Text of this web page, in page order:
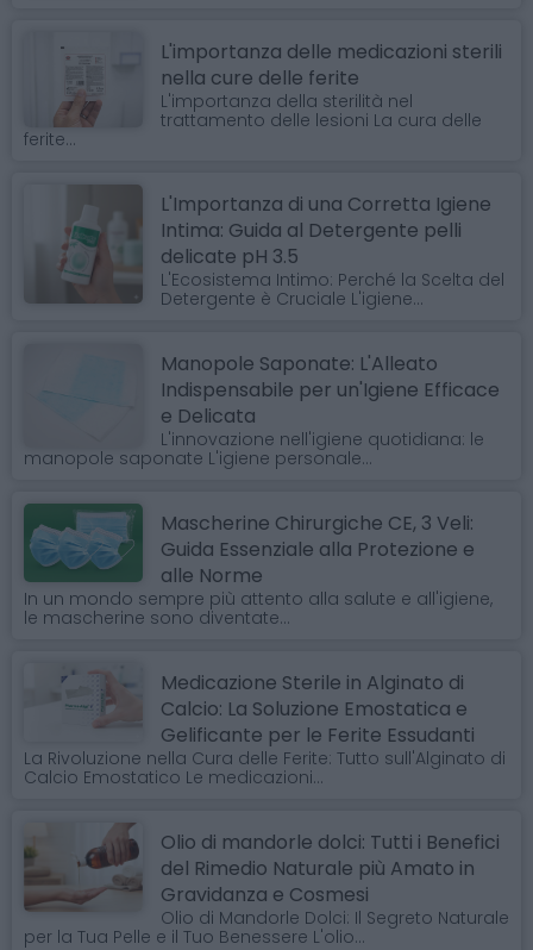
L'importanza delle medicazioni sterili
nella cure delle ferite
L'importanza della sterilità nel
trattamento delle lesioni La cura delle
ferite...
L'Importanza di una Corretta Igiene
Intima: Guida al Detergente pelli
delicate pH 3.5
L'Ecosistema Intimo: Perché la Scelta del
Detergente è Cruciale L'igiene...
Manopole Saponate: L'Alleato
Indispensabile per un'Igiene Efficace
e Delicata
L'innovazione nell'igiene quotidiana: le
manopole saponate L'igiene personale...
Mascherine Chirurgiche CE, 3 Veli:
Guida Essenziale alla Protezione e
alle Norme
In un mondo sempre più attento alla salute e all'igiene,
le mascherine sono diventate...
Medicazione Sterile in Alginato di
Calcio: La Soluzione Emostatica e
Gelificante per le Ferite Essudanti
La Rivoluzione nella Cura delle Ferite: Tutto sull'Alginato di
Calcio Emostatico Le medicazioni...
Olio di mandorle dolci: Tutti i Benefici
del Rimedio Naturale più Amato in
Gravidanza e Cosmesi
Olio di Mandorle Dolci: Il Segreto Naturale
per la Tua Pelle e il Tuo Benessere L'olio...